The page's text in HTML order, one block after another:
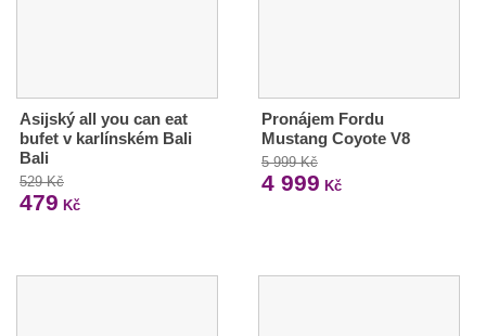
Asijský all you can eat
bufet v karlínském Bali
Bali
529 Kč
479 Kč
Pronájem Fordu
Mustang Coyote V8
5 999 Kč
4 999 Kč